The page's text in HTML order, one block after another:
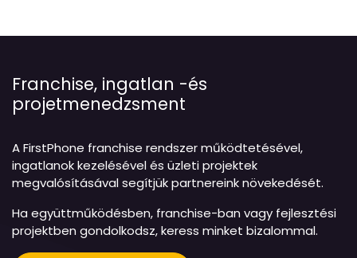
Franchise, ingatlan -és
projetmenedzsment
A FirstPhone franchise rendszer működtetésével,
ingatlanok kezelésével és üzleti projektek
megvalósításával segítjük partnereink növekedését.
Ha együttműködésben, franchise-ban vagy fejlesztési
projektben gondolkodsz, keress minket bizalommal.